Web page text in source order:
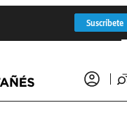
Suscríbete